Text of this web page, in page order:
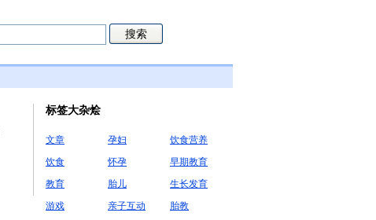
标签大杂烩
文章 孕妇
饮食营养
饮食
怀孕
早期教育
教育
胎儿
生长发育
游戏
亲子互动
胎教